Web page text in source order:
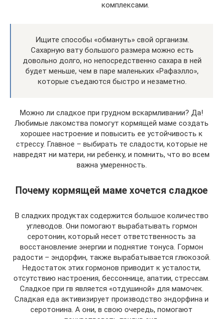
комплексами.
Ищите способы «обмануть» свой организм.
Сахарную вату большого размера можно есть
довольно долго, но непосредственно сахара в ней
будет меньше, чем в паре маленьких «Рафаэлло»,
которые съедаются быстро и незаметно.
Можно ли сладкое при грудном вскармливании? Да!
Любимые лакомства помогут кормящей маме создать
хорошее настроение и повысить ее устойчивость к
стрессу. Главное – выбирать те сладости, которые не
навредят ни матери, ни ребенку, и помнить, что во всем
важна умеренность.
Почему кормящей маме хочется сладкое
В сладких продуктах содержится большое количество
углеводов. Они помогают вырабатывать гормон
серотонин, который несет ответственность за
восстановление энергии и поднятие тонуса. Гормон
радости – эндорфин, также вырабатывается глюкозой.
Недостаток этих гормонов приводит к усталости,
отсутствию настроения, бессоннице, апатии, стрессам.
Сладкое при гв является «отдушиной» для мамочек.
Сладкая еда активизирует производство эндорфина и
серотонина. А они, в свою очередь, помогают